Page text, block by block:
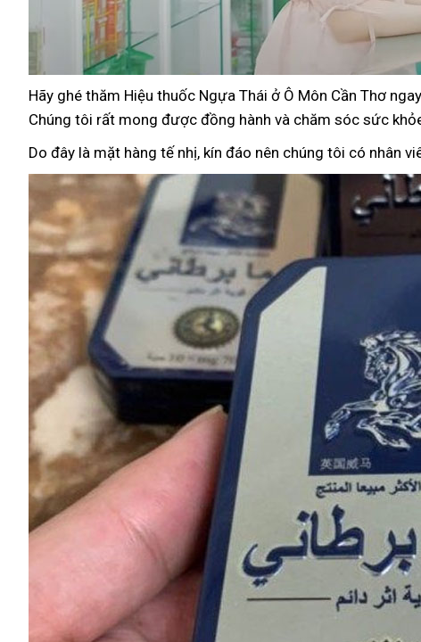
Hãy ghé thăm Hiệu thuốc Ngựa Thái ở Ô Môn Cần Thơ
Chúng tôi rất mong được đồng hành và chăm sóc sức
Do đây là mặt hàng tế nhị, kín đáo nên chúng tôi có nhân